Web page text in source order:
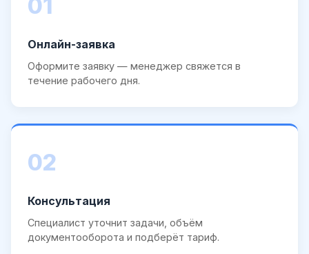
01
Онлайн-заявка
Оформите заявку — менеджер свяжется в
течение рабочего дня.
02
Консультация
Специалист уточнит задачи, объём
документооборота и подберёт тариф.